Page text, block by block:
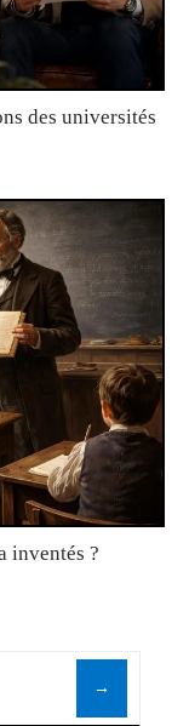
des universités
inventés ?